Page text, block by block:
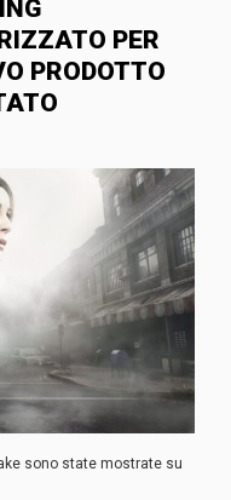
PER
PRODOTTO
sono state mostrate su